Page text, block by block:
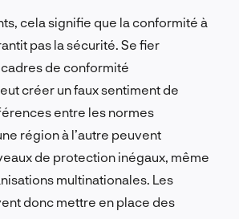
cela signifie que la conformité à
pas la sécurité. Se fier
de conformité
créer un faux sentiment de
entre les normes
région à l’autre peuvent
de protection inégaux, même
multinationales. Les
donc mettre en place des